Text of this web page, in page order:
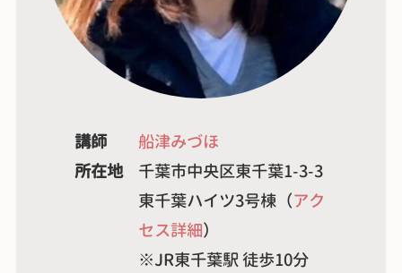
講師
船津みづほ
所在地
千葉市中央区東千葉1-3-3
東千葉ハイツ3号棟（アク
セス詳細）
※JR東千葉駅 徒歩10分